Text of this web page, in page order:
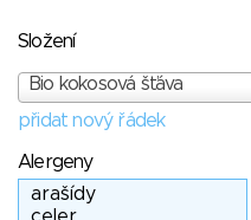
Složení
Bio kokosová šťáva
přidat nový řádek
Alergeny